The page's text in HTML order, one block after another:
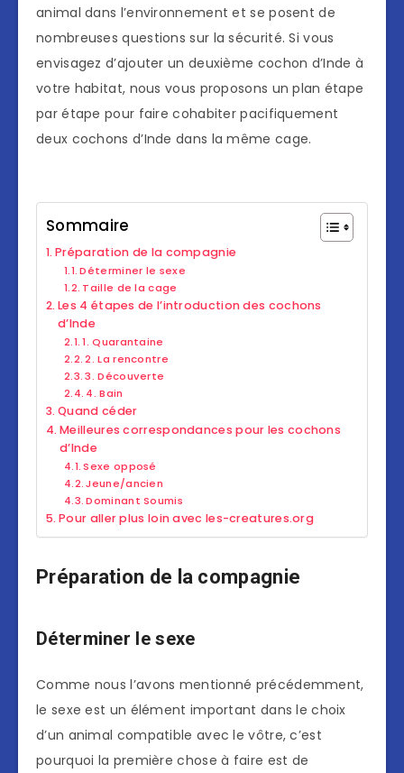
animal dans l’environnement et se posent de
nombreuses questions sur la sécurité. Si vous
envisagez d’ajouter un deuxième cochon d’Inde à
votre habitat, nous vous proposons un plan étape
par étape pour faire cohabiter pacifiquement
deux cochons d’Inde dans la même cage.
Sommaire
Préparation de la compagnie
Déterminer le sexe
Taille de la cage
Les 4 étapes de l’introduction des cochons
d’Inde
1. Quarantaine
2. La rencontre
3. Découverte
4. Bain
Quand céder
Meilleures correspondances pour les cochons
d’Inde
Sexe opposé
Jeune/ancien
Dominant Soumis
Pour aller plus loin avec les-creatures.org
Préparation de la compagnie
Déterminer le sexe
Comme nous l’avons mentionné précédemment,
le sexe est un élément important dans le choix
d’un animal compatible avec le vôtre, c’est
pourquoi la première chose à faire est de